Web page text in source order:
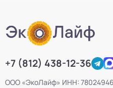
+7 (812) 438-12-36
ООО «ЭкоЛайф» ИНН: